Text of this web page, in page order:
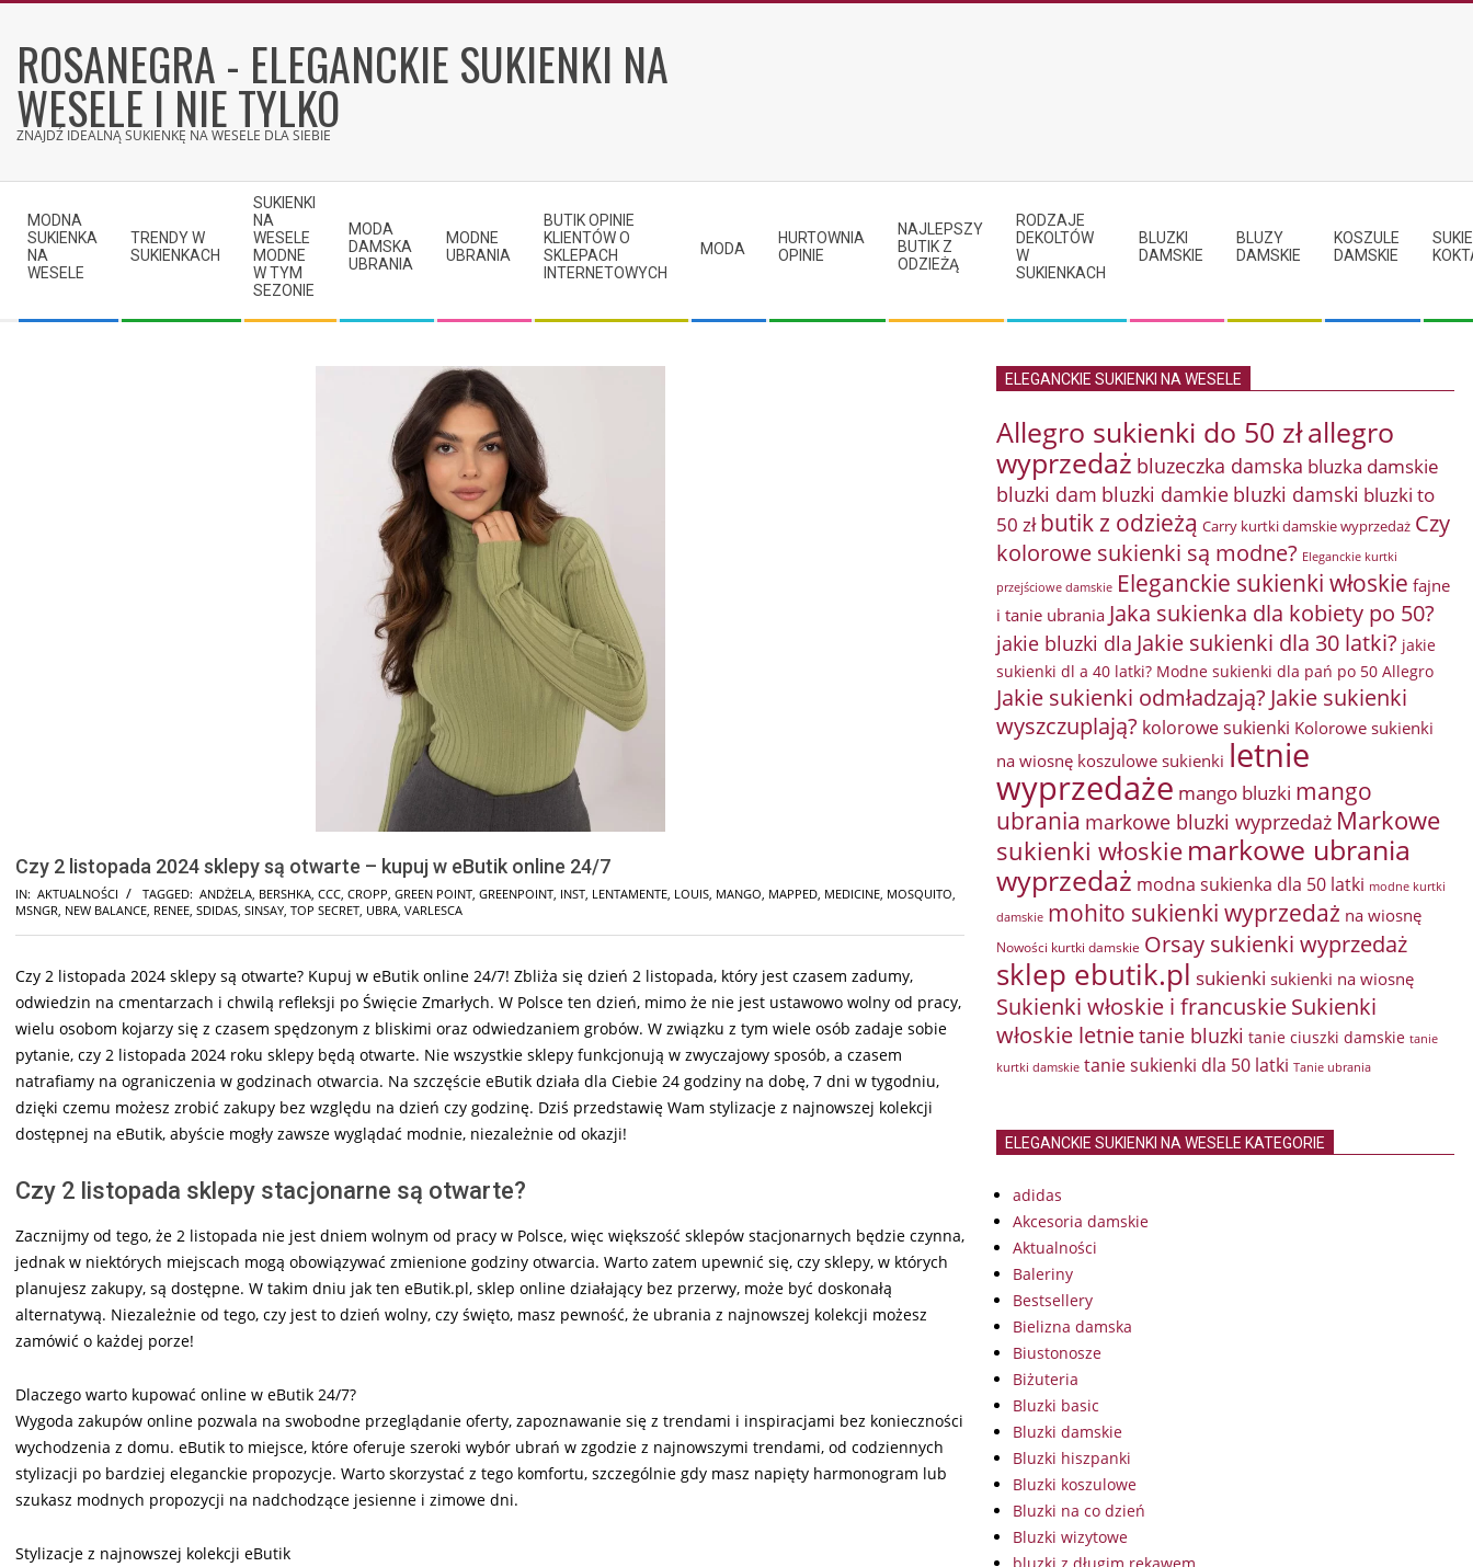
contentROSANEGRA - ELEGANCKIE SUKIENKI NA
WESELE I NIE TYLKO
ZNAJDŹ IDEALNĄ SUKIENKĘ NA WESELE DLA SIEBIE
Navigation
Menu
MODNA
SUKIENKA
NA
WESELE
TRENDY W
SUKIENKACH
SUKIENKI
NA
WESELE
MODNE
W TYM
SEZONIE
MODA
DAMSKA
UBRANIA
MODNE
UBRANIA
BUTIK OPINIE
KLIENTÓW O
SKLEPACH
INTERNETOWYCH
MODA
HURTOWNIA
OPINIE
NAJLEPSZY
BUTIK Z
ODZIEŻĄ
RODZAJE
DEKOLTÓW
W
SUKIENKACH
BLUZKI
DAMSKIE
BLUZY
DAMSKIE
KOSZULE
DAMSKIE
Czy 2 listopada 2024 sklepy są otwarte – kupuj w eButik online 24/7
IN: AKTUALNOŚCI TAGGED: ANDŻELA, BERSHKA, CCC, CROPP, GREEN POINT, GREENPOINT, INST, LENTAMENTE, LOUIS, MANGO, MAPPED, MEDICINE, MOSQUITO,
MSNGR, NEW BALANCE, RENEE, SDIDAS, SINSAY, TOP SECRET, UBRA, VARLESCA
Czy 2 listopada 2024 sklepy są otwarte? Kupuj w eButik online 24/7! Zbliża się dzień 2 listopada, który jest czasem zadumy,
odwiedzin na cmentarzach i chwilą refleksji po Święcie Zmarłych. W Polsce ten dzień, mimo że nie jest ustawowo wolny od pracy,
wielu osobom kojarzy się z czasem spędzonym z bliskimi oraz odwiedzaniem grobów. W związku z tym wiele osób zadaje sobie
pytanie, czy 2 listopada 2024 roku sklepy będą otwarte. Nie wszystkie sklepy funkcjonują w zwyczajowy sposób, a czasem
natrafiamy na ograniczenia w godzinach otwarcia. Na szczęście eButik działa dla Ciebie 24 godziny na dobę, 7 dni w tygodniu,
dzięki czemu możesz zrobić zakupy bez względu na dzień czy godzinę. Dziś przedstawię Wam stylizacje z najnowszej kolekcji
dostępnej na eButik, abyście mogły zawsze wyglądać modnie, niezależnie od okazji!
Czy 2 listopada sklepy stacjonarne są otwarte?
Zacznijmy od tego, że 2 listopada nie jest dniem wolnym od pracy w Polsce, więc większość sklepów stacjonarnych będzie czynna,
jednak w niektórych miejscach mogą obowiązywać zmienione godziny otwarcia. Warto zatem upewnić się, czy sklepy, w których
planujesz zakupy, są dostępne. W takim dniu jak ten eButik.pl, sklep online działający bez przerwy, może być doskonałą
alternatywą. Niezależnie od tego, czy jest to dzień wolny, czy święto, masz pewność, że ubrania z najnowszej kolekcji możesz
zamówić o każdej porze!
Dlaczego warto kupować online w eButik 24/7?
Wygoda zakupów online pozwala na swobodne przeglądanie oferty, zapoznawanie się z trendami i inspiracjami bez konieczności
wychodzenia z domu. eButik to miejsce, które oferuje szeroki wybór ubrań w zgodzie z najnowszymi trendami, od codziennych
stylizacji po bardziej eleganckie propozycje. Warto skorzystać z tego komfortu, szczególnie gdy masz napięty harmonogram lub
szukasz modnych propozycji na nadchodzące jesienne i zimowe dni.
Stylizacje z najnowszej kolekcji eButik
ELEGANCKIE SUKIENKI NA WESELE
Allegro sukienki do 50 złallegro
wyprzedaż bluzeczka damska bluzka damskie
bluzki dam bluzki damkie bluzki damski bluzki to
50 zł butik z odzieżą Carry kurtki damskie wyprzedaż Czy
kolorowe sukienki są modne? Eleganckie kurtki
przejściowe damskie Eleganckie sukienki włoskie fajne
i tanie ubrania Jaka sukienka dla kobiety po 50?
jakie bluzki dla Jakie sukienki dla 30 latki? jakie
sukienki dl a 40 latki? Modne sukienki dla pań po 50 Allegro
Jakie sukienki odmładzają? Jakie sukienki
wyszczuplają? kolorowe sukienki Kolorowe sukienki
na wiosnę koszulowe sukienki letnie
wyprzedaże mango bluzki mango
ubrania markowe bluzki wyprzedaż Markowe
sukienki włoskie markowe ubrania
wyprzedaż modna sukienka dla 50 latki modne kurtki
damskie mohito sukienki wyprzedaż na wiosnę
Nowości kurtki damskie Orsay sukienki wyprzedaż
sklep ebutik.pl sukienki sukienki na wiosnę
Sukienki włoskie i francuskieSukienki
włoskie letnietanie bluzki tanie ciuszki damskie tanie
kurtki damskie tanie sukienki dla 50 latki Tanie ubrania
ELEGANCKIE SUKIENKI NA WESELE KATEGORIE
adidas
Akcesoria damskie
Aktualności
Baleriny
Bestsellery
Bielizna damska
Biustonosze
Biżuteria
Bluzki basic
Bluzki damskie
Bluzki hiszpanki
Bluzki koszulowe
Bluzki na co dzień
Bluzki wizytowe